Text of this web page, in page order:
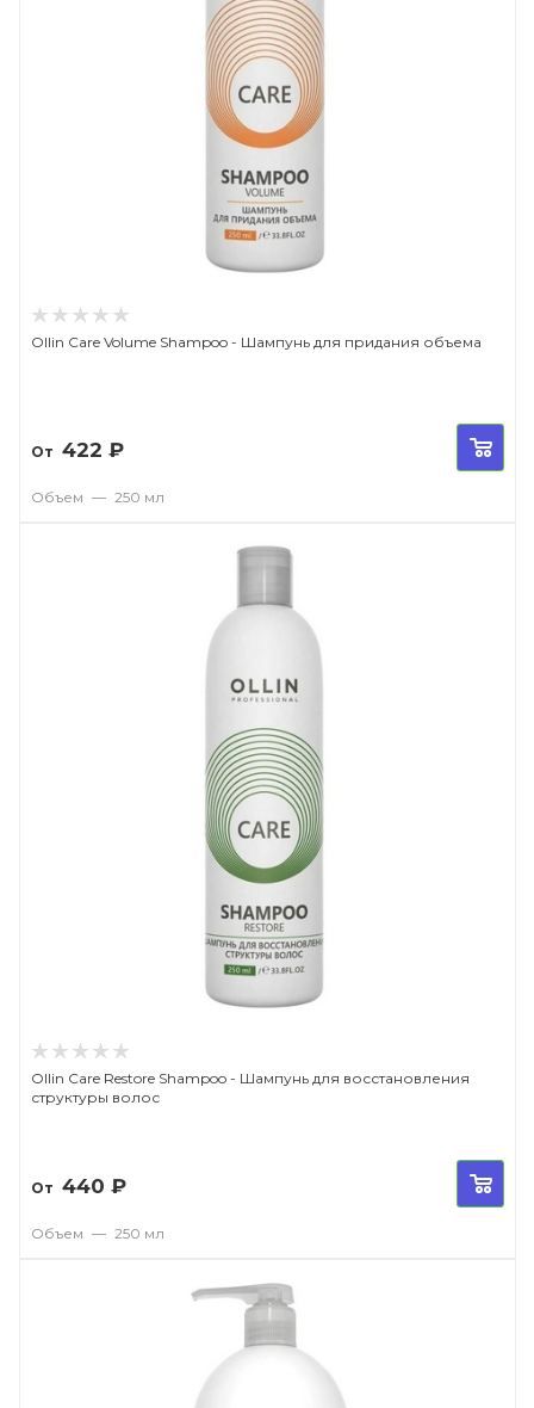
Ollin Care Volume Shampoo - Шампунь для придания объема
От 422 ₽
Объем — 250 мл
Ollin Care Restore Shampoo - Шампунь для восстановления
структуры волос
От 440 ₽
Объем — 250 мл